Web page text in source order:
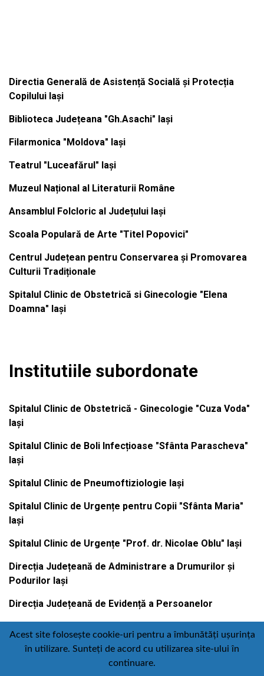
Directia Generală de Asistență Socială și Protecția
Copilului Iași
Biblioteca Județeana "Gh.Asachi" Iași
Filarmonica "Moldova" Iași
Teatrul "Luceafărul" Iași
Muzeul Național al Literaturii Române
Ansamblul Folcloric al Județului Iași
Scoala Populară de Arte "Titel Popovici"
Centrul Județean pentru Conservarea și Promovarea
Culturii Tradiționale
Spitalul Clinic de Obstetrică si Ginecologie "Elena
Doamna" Iași
Institutiile subordonate
Spitalul Clinic de Obstetrică - Ginecologie "Cuza Voda"
Iași
Spitalul Clinic de Boli Infecțioase "Sfânta Parascheva"
Iași
Spitalul Clinic de Pneumoftiziologie Iași
Spitalul Clinic de Urgențe pentru Copii "Sfânta Maria"
Iași
Spitalul Clinic de Urgențe "Prof. dr. Nicolae Oblu" Iași
Direcția Județeană de Administrare a Drumurilor și
Podurilor Iași
Direcția Județeană de Evidență a Persoanelor
Contact Politică de confidențialitate
Acest site folosește cookie-uri pentru a îmbunătăți ușurința
în utilizare. Sunteți de acord cu utilizarea site-ului în
continuare.